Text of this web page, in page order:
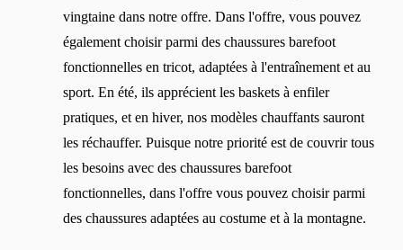
vingtaine dans notre offre. Dans l'offre, vous pouvez
également choisir parmi des chaussures barefoot
fonctionnelles en tricot, adaptées à l'entraînement et au
sport. En été, ils apprécient les baskets à enfiler
pratiques, et en hiver, nos modèles chauffants sauront
les réchauffer. Puisque notre priorité est de couvrir tous
les besoins avec des chaussures barefoot
fonctionnelles, dans l'offre vous pouvez choisir parmi
des chaussures adaptées au costume et à la montagne.